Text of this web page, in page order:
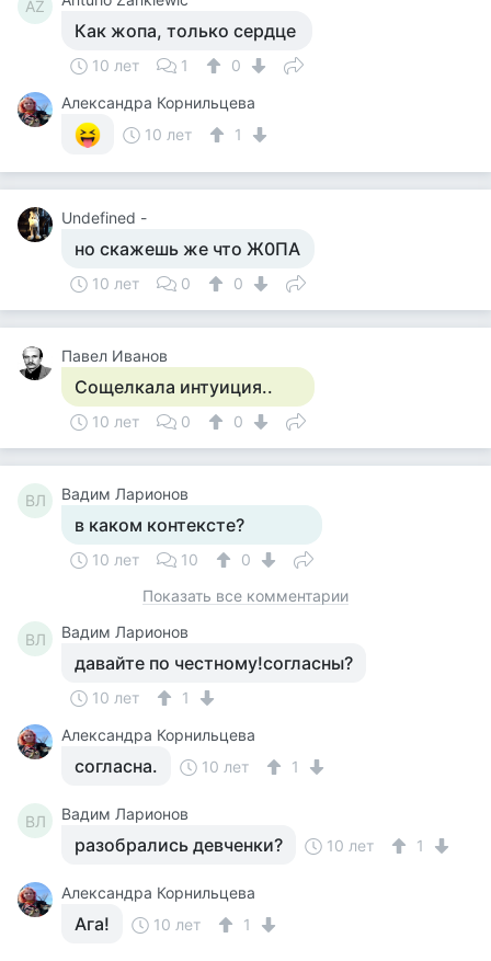
AZ
Как жопа, только сердце
10 лет 1
0
Александра Корнильцева
10 лет
1
Undefined -
но скажешь же что Ж0ПА
10 лет 0 0
Павел Иванов
Сощелкала интуиция..
10 лет 0 0
ВЛ Вадим Ларионов
в каком контексте?
10 лет 10
0
Показать все комментарии
ВЛ Вадим Ларионов
давайте по честному!согласны?
10 лет
1
Александра Корнильцева
согласна. 10 лет 1
ВЛ Вадим Ларионов
разобрались девченки? 10 лет 1
Александра Корнильцева
Ага! 10 лет 1